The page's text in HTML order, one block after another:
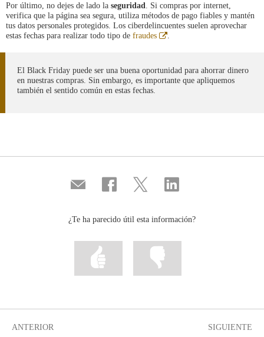
nueva
Por último, no dejes de lado la seguridad
. Si compras por internet,
verifica que la página sea segura, utiliza métodos de pago fiables y mantén
tus datos personales protegidos. Los ciberdelincuentes suelen aprovechar
estas fechas para realizar todo tipo de fraudes
Abre
El Black Friday puede ser una buena oportunidad para ahorrar dinero
en nuestras compras. Sin embargo, es importante que apliquemos
también el sentido común en estas fechas.
Compartir
por
Compartir
en
Compartir
en
Compartir
en
¿Te ha parecido útil esta información?
Marcar
información
ANTERIOR SIGUIENTE